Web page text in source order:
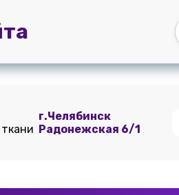
и
г.Челябинск
Радонежская 6/1